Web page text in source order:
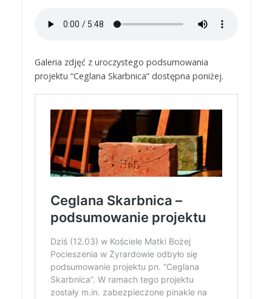
Galeria zdjęć z uroczystego podsumowania
projektu “Ceglana Skarbnica” dostępna poniżej.